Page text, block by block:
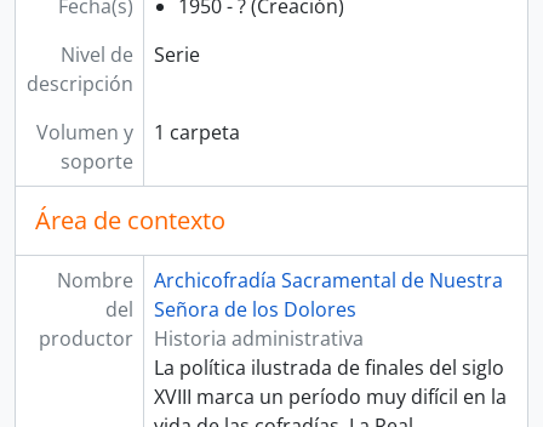
Fecha(s)
1950 - ? (Creación)
Nivel de
descripción
Serie
Volumen y
soporte
1 carpeta
Área de contexto
Nombre
del
productor
Archicofradía Sacramental de Nuestra
Señora de los Dolores
Historia administrativa
La política ilustrada de finales del siglo
XVIII marca un período muy difícil en la